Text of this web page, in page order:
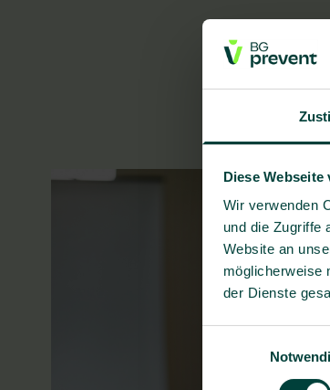
Diese
Wir verwenden
und die Zugriffe
Website an
möglicherweise
der Dienste